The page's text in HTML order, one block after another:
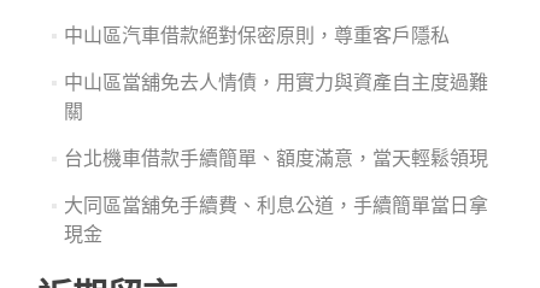
中山區汽車借款絕對保密原則，尊重客戶隱私
中山區當舖免去人情債，用實力與資產自主度過難
關
台北機車借款手續簡單、額度滿意，當天輕鬆領現
大同區當舖免手續費、利息公道，手續簡單當日拿
現金